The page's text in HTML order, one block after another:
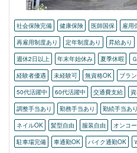
社会保険完備 健康保険 医師国保 雇用
再雇用制度あり
定年制度あり 昇給あり
週休2日以上
年末年始休み 夏季休暇
経験者優遇
未経験可 無資格OK ブラ
50代活躍中
60代活躍中 交通費支給
調整手当あり
勤務手当あり 勤続手当あり
ネイルOK
髪型自由 服装自由 オンコ
駐車場完備
車通勤OK バイク通勤OK